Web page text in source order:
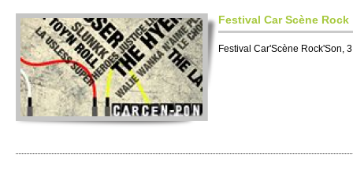
Festi­val Car Scène Rock
Festi­val Car'Scène Ro­ck'Son,